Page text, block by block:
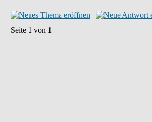
Seite 1 von 1